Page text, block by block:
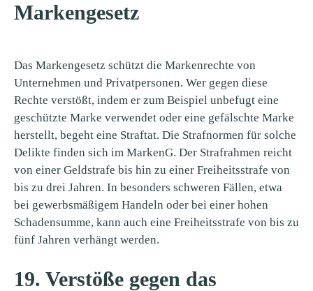
Markengesetz
Das Markengesetz schützt die Markenrechte von
Unternehmen und Privatpersonen. Wer gegen diese
Rechte verstößt, indem er zum Beispiel unbefugt eine
geschützte Marke verwendet oder eine gefälschte Marke
herstellt, begeht eine Straftat. Die Strafnormen für solche
Delikte finden sich im MarkenG. Der Strafrahmen reicht
von einer Geldstrafe bis hin zu einer Freiheitsstrafe von
bis zu drei Jahren. In besonders schweren Fällen, etwa
bei gewerbsmäßigem Handeln oder bei einer hohen
Schadensumme, kann auch eine Freiheitsstrafe von bis zu
fünf Jahren verhängt werden.
19. Verstöße gegen das